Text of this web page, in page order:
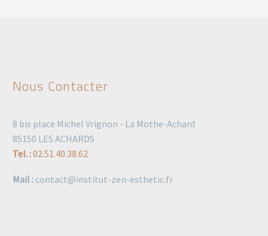
Nous Contacter
8 bis place Michel Vrignon - La Mothe-Achard
85150 LES ACHARDS
Tel. :02.51.40.38.62
Mail : contact@institut-zen-esthetic.fr